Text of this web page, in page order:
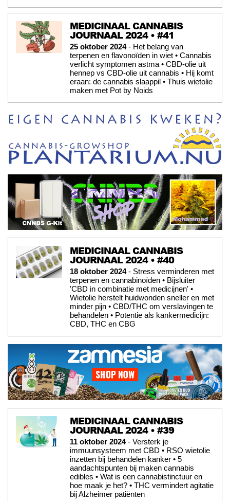
MEDICINAAL CANNABIS
JOURNAAL 2024 • #41
25 oktober 2024- Het belang van
terpenen en flavonoïden in wiet • Cannabis
verlicht symptomen astma • CBD-olie uit
hennep vs CBD-olie uit cannabis • Hij komt
eraan: de cannabis slaappil • Thuis wietolie
maken met Pot by Noids
MEDICINAAL CANNABIS
JOURNAAL 2024 • #40
18 oktober 2024- Stress verminderen met
terpenen en cannabinoïden • Bijsluiter
'CBD in combinatie met medicijnen' •
Wietolie herstelt huidwonden sneller en met
minder pijn • CBD/THC om verslavingen te
behandelen • Potentie als kankermedicijn:
CBD, THC en CBG
MEDICINAAL CANNABIS
JOURNAAL 2024 • #39
11 oktober 2024- Versterk je
immuunsysteem met CBD • RSO wietolie
inzetten bij behandelen kanker • 5
aandachtspunten bij maken cannabis
edibles • Wat is een cannabistinctuur en
hoe maak je het? • THC vermindert agitatie
bij Alzheimer patiënten